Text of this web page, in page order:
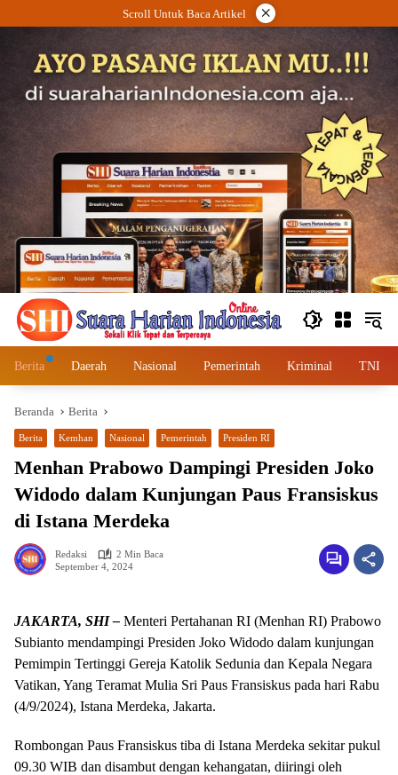
ke
Scroll Untuk Baca Artikel ×
Berita Daerah Nasional Pemerintah Kriminal TNI –
Beranda Berita
Berita Kemhan Nasional Pemerintah Presiden RI
Menhan Prabowo Dampingi Presiden Joko
Widodo dalam Kunjungan Paus Fransiskus
di Istana Merdeka
Redaksi
2 Min Baca
September 4, 2024
JAKARTA, SHI – Menteri Pertahanan RI (Menhan RI) Prabowo
Subianto mendampingi Presiden Joko Widodo dalam kunjungan
Pemimpin Tertinggi Gereja Katolik Sedunia dan Kepala Negara
Vatikan, Yang Teramat Mulia Sri Paus Fransiskus pada hari Rabu
(4/9/2024), Istana Merdeka, Jakarta.
Rombongan Paus Fransiskus tiba di Istana Merdeka sekitar pukul
09.30 WIB dan disambut dengan kehangatan, diiringi oleh